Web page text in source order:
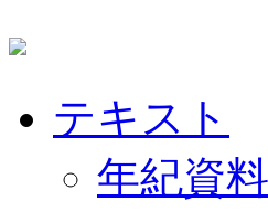
テキスト
年紀資